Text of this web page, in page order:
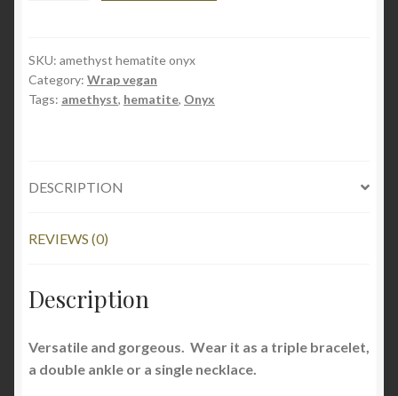
Hematite
quantity
SKU: amethyst hematite onyx
Category: Wrap vegan
Tags: amethyst, hematite, Onyx
DESCRIPTION
REVIEWS (0)
Description
Versatile and gorgeous. Wear it as a triple bracelet,
a double ankle or a single necklace.